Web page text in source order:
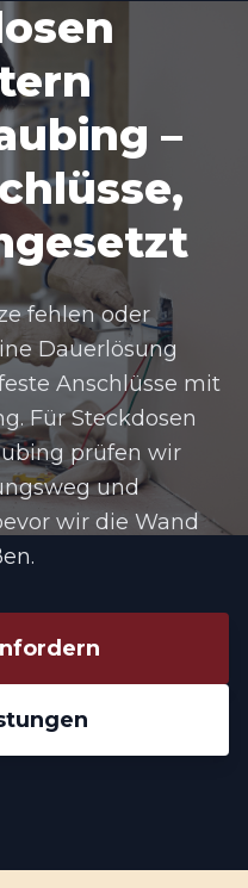
–
fehlen oder
Dauerlösung
Anschlüsse mit
Für Steckdosen
prüfen wir
und
wir die Wand